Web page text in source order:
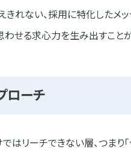
きれない、採用に特化したメ
わせる求心力を生み出すこと
ローチ
はリーチできない層、つまり